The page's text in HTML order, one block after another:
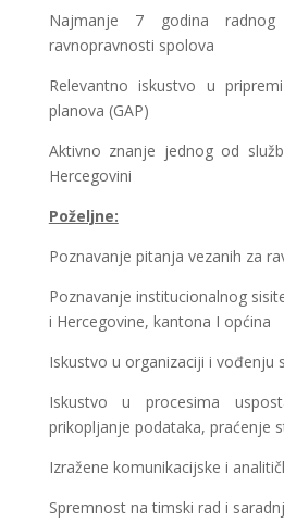
Najmanje 7 godina
ravnopravnosti spolova
Relevantno iskustvo u
planova (GAP)
Aktivno znanje jednog od
Hercegovini
Poželjne:
Poznavanje pitanja vezanih za
Poznavanje institucionalnog
i Hercegovine, kantona I općina
Iskustvo u organizaciji i vođenju
Iskustvo u procesima
prikopljanje podataka, praćenje
Izražene komunikacijske i
Spremnost na timski rad i